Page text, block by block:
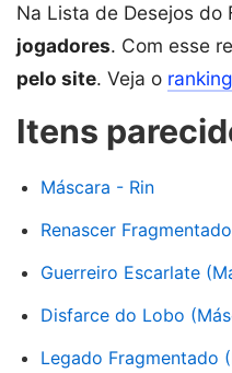
Na Lista de Desejos do
jogadores. Com esse
pelo site. Veja o
Itens
Máscara - Rin
Renascer
Guerreiro Escarlate
Disfarce do Lobo
Legado Fragmentado